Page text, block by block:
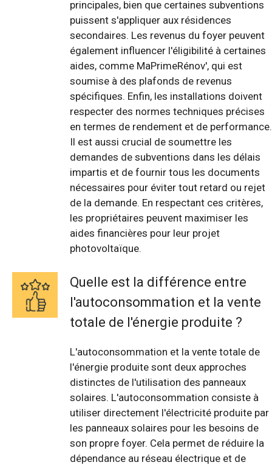
principales, bien que certaines subventions
puissent s'appliquer aux résidences
secondaires. Les revenus du foyer peuvent
également influencer l'éligibilité à certaines
aides, comme MaPrimeRénov', qui est
soumise à des plafonds de revenus
spécifiques. Enfin, les installations doivent
respecter des normes techniques précises
en termes de rendement et de performance.
Il est aussi crucial de soumettre les
demandes de subventions dans les délais
impartis et de fournir tous les documents
nécessaires pour éviter tout retard ou rejet
de la demande. En respectant ces critères,
les propriétaires peuvent maximiser les
aides financières pour leur projet
photovoltaïque.
Quelle est la différence entre
l'autoconsommation et la vente
totale de l'énergie produite ?
L'autoconsommation et la vente totale de
l'énergie produite sont deux approches
distinctes de l'utilisation des panneaux
solaires. L'autoconsommation consiste à
utiliser directement l'électricité produite par
les panneaux solaires pour les besoins de
son propre foyer. Cela permet de réduire la
dépendance au réseau électrique et de